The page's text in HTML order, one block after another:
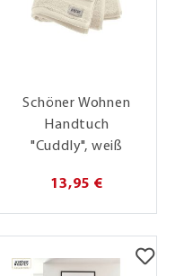
Schöner Wohnen
Handtuch
"Cuddly", weiß
13,95 €